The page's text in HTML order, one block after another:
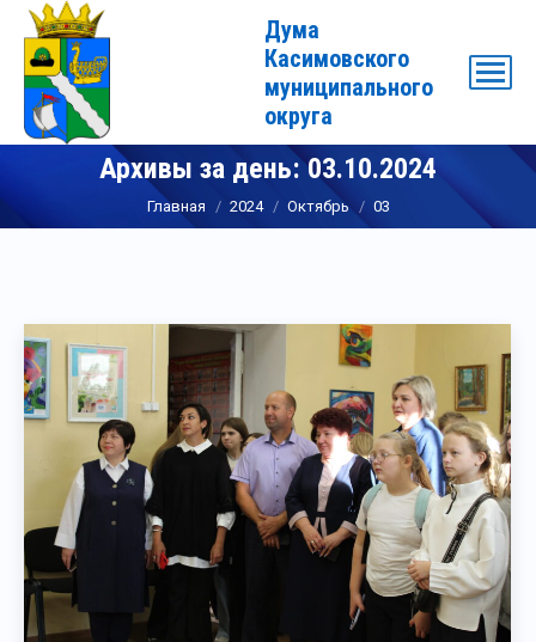
Дума
Касимовского
муниципального
округа
Архивы за день:03.10.2024
Вы здесь:
Главная 2024 Октябрь 03